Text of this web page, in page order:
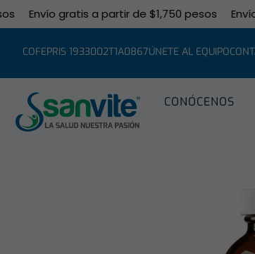
Envío gratis a partir de $1,750 pesos Envío
COFEPRIS 1933002T1A0867ÚNETE AL EQUIPO
CONÓCENOS